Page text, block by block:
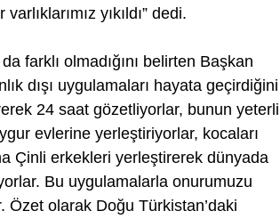
yıkıldı” dedi.
farklı olmadığını belirten Başkan
dışı uygulamaları hayata geçirdiğini
24 saat gözetliyorlar, bunun yeterli
evlerine yerleştiriyorlar, kocaları
Çinli erkekleri yerleştirerek dünyada
Bu uygulamalarla onurumuzu
Özet olarak Doğu Türkistan’daki